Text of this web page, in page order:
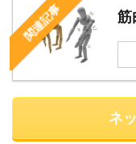
関連記事 筋
ネ